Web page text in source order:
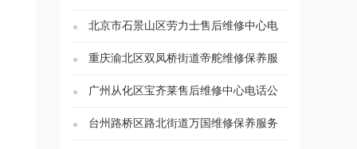
服务电话（2026年7月最新）
北京市石景山区劳力士售后维修中心电
话公示（2026年7月最新）
重庆渝北区双凤桥街道帝舵维修保养服
务电话（2026年7月最新）
广州从化区宝齐莱售后维修中心电话公
示（2026年7月最新）
台州路桥区路北街道万国维修保养服务
电话（2026年7月最新）